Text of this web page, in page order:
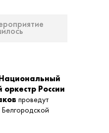
России
проведут